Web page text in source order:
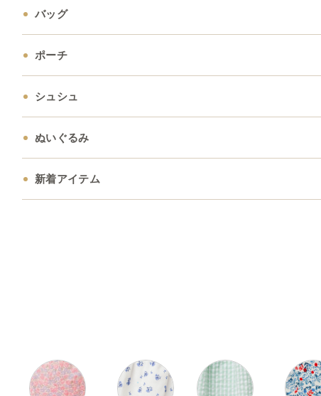
バッグ
ポーチ
シュシュ
ぬいぐるみ
新着アイテム